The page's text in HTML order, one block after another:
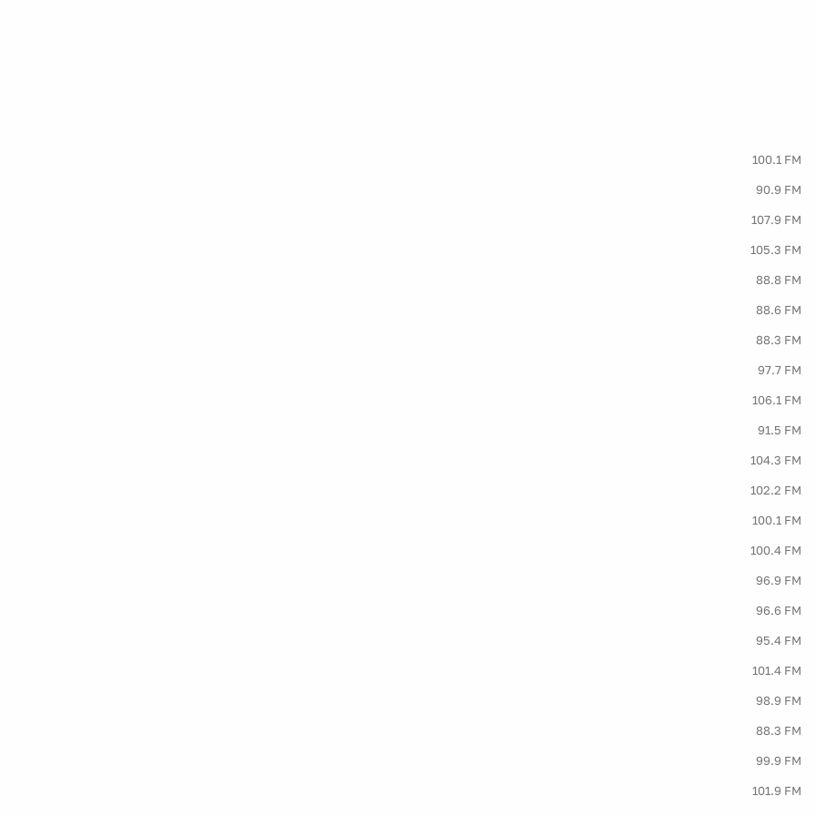
100.1 FM
90.9 FM
107.9 FM
105.3 FM
88.8 FM
88.6 FM
88.3 FM
97.7 FM
106.1 FM
91.5 FM
104.3 FM
102.2 FM
100.1 FM
100.4 FM
96.9 FM
96.6 FM
95.4 FM
101.4 FM
98.9 FM
88.3 FM
99.9 FM
101.9 FM